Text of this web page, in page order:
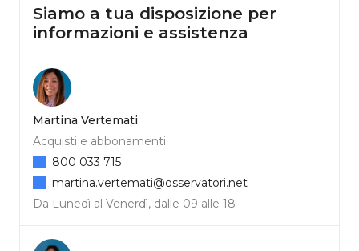
Siamo a tua disposizione per
informazioni e assistenza
Martina Vertemati
Acquisti e abbonamenti
Da Lunedì al Venerdì, dalle 09 alle 18
800 033 715
martina.vertemati@osservatori.net